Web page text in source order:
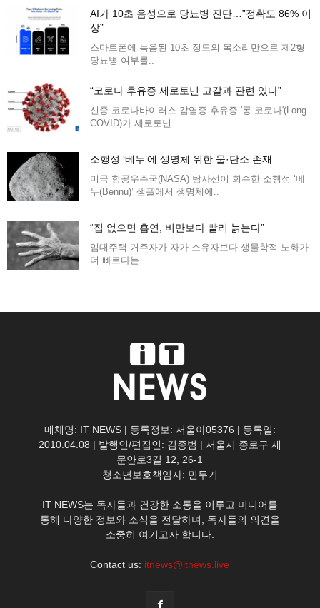
AI가 10초 음성으로 당뇨병 진단…”정확도 86% 이
상”
스마트폰에 녹음된 10초 정도의 목소리만으로 제2형
당뇨병 여부를..
“코로나 후유증 세로토닌 고갈과 관련 있다”
신종 코로나바이러스 감염증 후유증 '롱 코로나'(Long
COVID)가 세로토닌..
소행성 ‘베누’에 생명체 위한 물·탄소 존재
미국 항공우주국(NASA) 탐사선이 회수한 소행성 ‘베
누(Bennu)’ 샘플에서 생명체에..
“집 없으면 흡연, 비만보다 빨리 늙는다”
임대주택 거주자가 자가 소유자보다 생물학적 노화가
더 빠르다는..
매체명: IT NEWS | 등록정보: 서울아05376 | 등록일:
2010.04.08 | 발행인/편집인: 김종범 | 서울시 종로구 새
문안로3길 12, 26-1
청소년보호책임자: 민두기
IT NEWS는 독자들과 건강한 소통을 이루고 미디어를
통해 다양한 정보와 소식을 전달하며, 독자들의 의견을
소중히 여기고자 합니다.
Contact us: itnews@itnews.live